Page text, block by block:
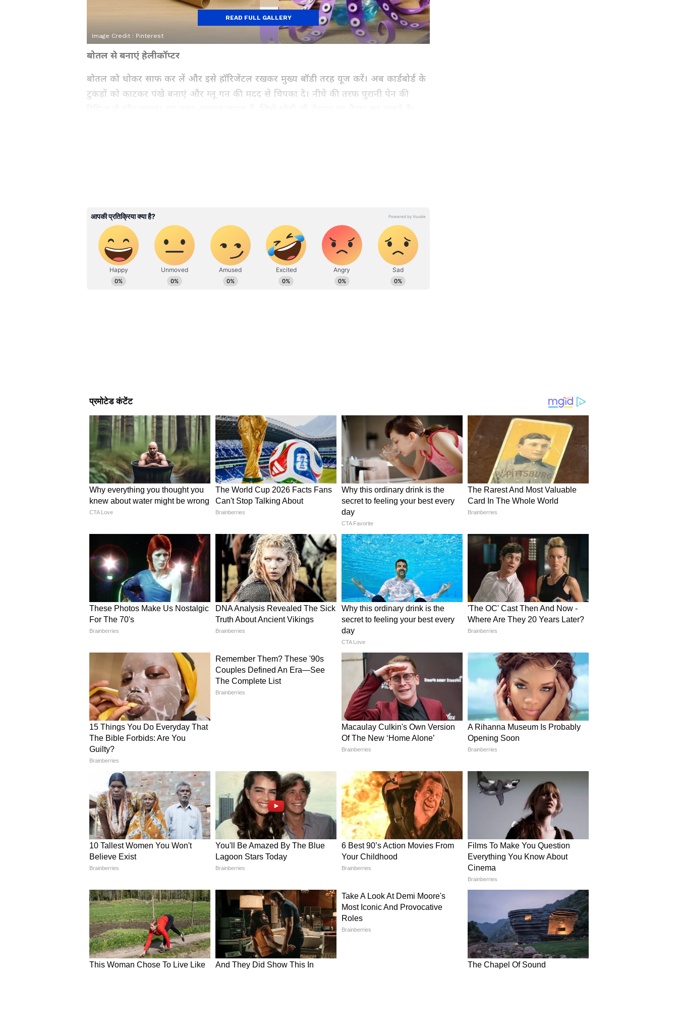
Image Credit : Pinterest
बोतल से बनाएं हेलीकॉप्टर
बोतल को धोकर साफ कर लें और इसे हॉरिजेंटल रखकर मुख्य बॉडी तरह यूज करें। अब कार्डबोर्ड के
टुकड़ों को काटकर पंखे बनाएं और ग्लू गन की मदद से चिपका दें। नीचे की तरफ पुरानी पेन की
Image Credit : Pinterest
प्लास्टिक बोतल से तैयार करें महल
बेटी के लिए बेबी डॉल हाउस खरीदना मानो 2000-5000 रु. तक का खर्चा है। ऐसे में पैसे बचाते
हुए आप प्लास्टिक बोतल से इसे तैयार कर सकते हैं। सबसे पहले गोल शेप का कार्डबोर्ड लेकर, उसमें
बड़ी और छोटी आकार की 3-4 बोतल लगाएं। अब इनके आसपास क्ले की मदद से स्नौमैन, पेड़
और छोटे घर बनाएं। आखिर में बोतल के ढक्कन पर छेद करते हुए फेयरी लाइट संग लुक कंप्लीट
करें। इसी तरह आप फेयरी कैसल भी तैयार कर सकते हैं।
ये भी पढ़ें-Besan Rice Face Wash: घर पर बनाएं नेचुरल फेस वॉश, गर्मियों में पाएं दमकता
चेहरा
4
5
Image Credit :Pinterest
हवाई जहाज कैसे बनाएं ?
प्लास्टिक बोतल से हवाई जहाज बनाने के लिए 20 रु. वाली बोतल को बॉडी को रूप में यूज करें।
कार्डबोर्ड की हेल्प से तिकोने पंख और टेल काटकर ग्लू गन की मदद से चिपका दें। आप डेकोरेशन के
लिए कलर या फिर स्टीकर्स का इस्तेमाल कर सकते हैं।
ये भी पढ़ें-Doormat Designs: घर के लिए पायदान, पुराने कपड़ों से तैयार करें 5 डिजाइन
फेयरी हाउस आइडिया
बोतल रखने के लिए लकड़ी या फिर कार्डबोर्ड का गोल बेस लें। बोतल में पेंसिल की मदद से
खिड़कियां और दरवाजा तैयार करें। अब चाकू या फिर कटर की मदद से इसे कट करके अलग रख दें।
अब चार्ट पेपर की मदद से लाइनिंग करते हु, बाहर सूखी टहनी को पेड़ की तरह स्टिक करें। इस पर
READ FULL GALLERY